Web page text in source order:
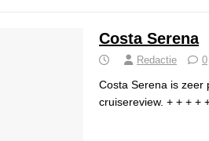
Costa Serena
Redactie 0
Costa Serena is zeer
cruisereview. + + + +